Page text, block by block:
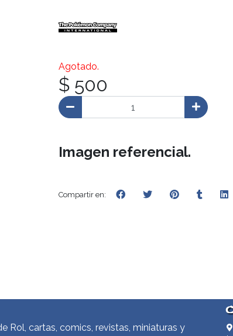
Agotado.
$ 500
Imagen referencial.
Compartir en:
Rol, cartas, comics, revistas, miniaturas y